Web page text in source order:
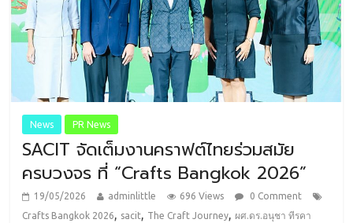
News PR News
SACIT จัดเต็มงานคราฟต์ไทยร่วมสมัย
ครบวงจร ที่ “Crafts Bangkok 2026”
19/05/2026 adminlittle 696 Views
0 Comment
Crafts Bangkok 2026, sacit, The Craft Journey,ผศ.ดร.อนุชา ทีรคา